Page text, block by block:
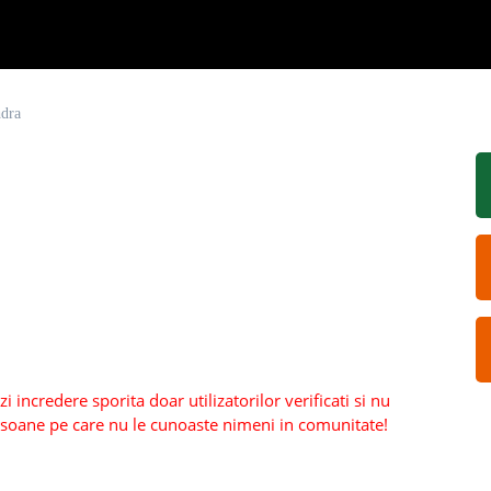
incredere sporita doar utilizatorilor verificati si nu
pe care nu le cunoaste nimeni in comunitate!